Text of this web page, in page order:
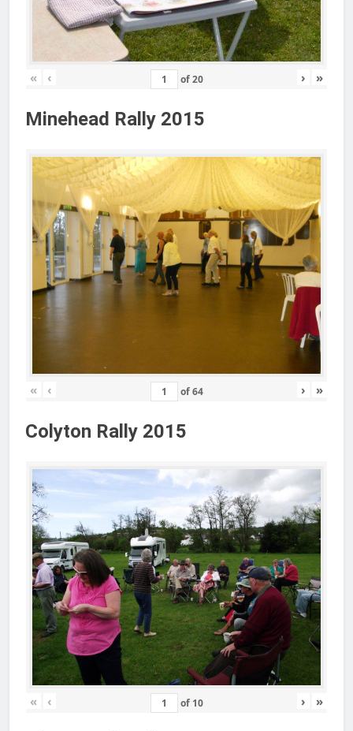
« ‹ of20 › »
Minehead Rally 2015
« ‹ of64 › »
Colyton Rally 2015
« ‹ of 10 › »